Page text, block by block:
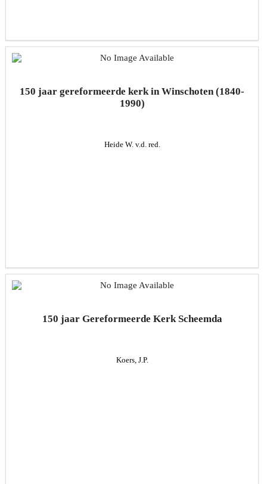
150 jaar gereformeerde kerk in Winschoten (1840-
1990)
Heide W. v.d. red.
150 jaar Gereformeerde Kerk Scheemda
Koers, J.P.